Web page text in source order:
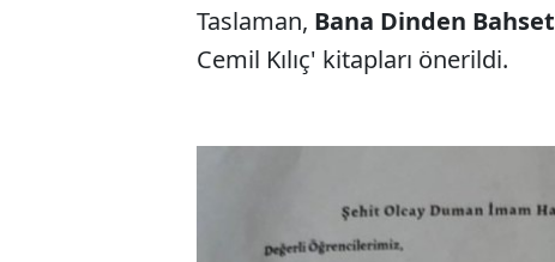
Taslaman, Bana Dinden Bahset
Cemil Kılıç' kitapları önerildi.